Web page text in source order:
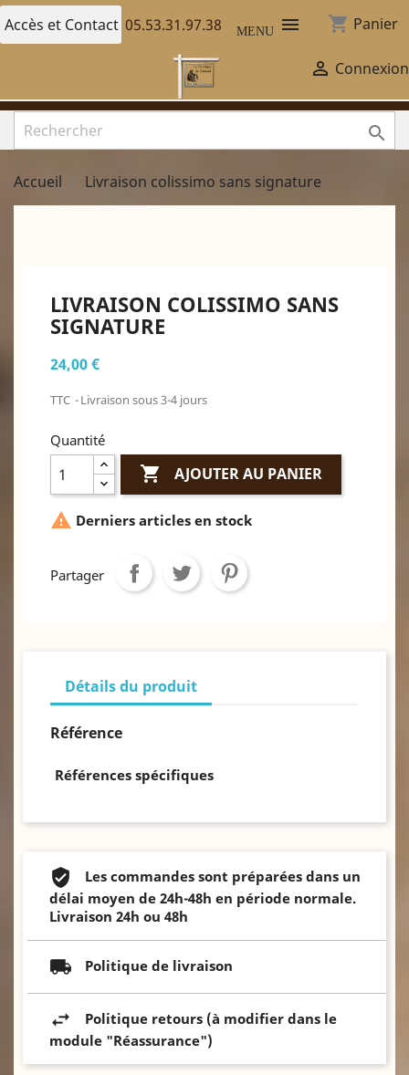
Accès et Contact 05.53.31.97.38 MENU  shopping_cart Panier
 Connexion

Accueil Livraison colissimo sans signature
LIVRAISON COLISSIMO SANS
SIGNATURE
24,00 €
TTC Livraison sous 3-4 jours
Quantité
 AJOUTER AU PANIER
 Derniers articles en stock
Partager
Détails du produit
Référence
Références spécifiques
Les commandes sont préparées dans un
délai moyen de 24h-48h en période normale.
Livraison 24h ou 48h
Politique de livraison
Politique retours (à modifier dans le
module "Réassurance")